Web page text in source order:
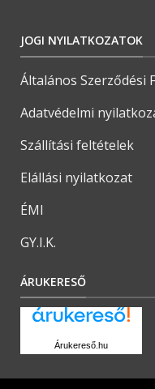
JOGI NYILATKOZATOK
Általános Szerződési
Adatvédelmi
Szállítási feltételek
Elállási nyilatkozat
ÉMI
GY.I.K.
ÁRUKERESŐ
Árukereső.hu